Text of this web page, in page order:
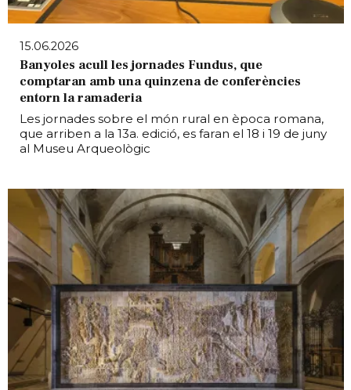
15.06.2026
Banyoles acull les jornades Fundus, que
comptaran amb una quinzena de conferències
entorn la ramaderia
Les jornades sobre el món rural en època romana,
que arriben a la 13a. edició, es faran el 18 i 19 de juny
al Museu Arqueològic